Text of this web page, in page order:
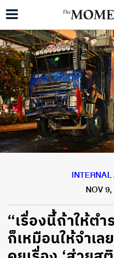
INTERNAL
NOV 9,
“เรื่องนี้ถ้าให้ต
ก็เหมือนให้จำเล